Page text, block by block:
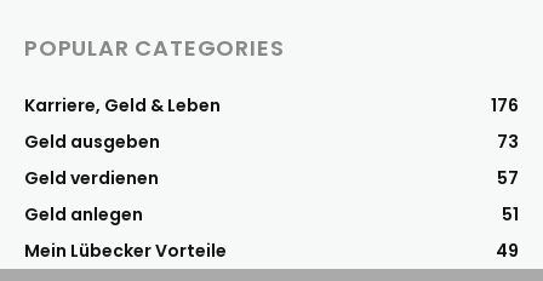
POPULAR CATEGORIES
Karriere, Geld & Leben
176
Geld ausgeben
73
Geld verdienen
57
Geld anlegen
51
Mein Lübecker Vorteile
49